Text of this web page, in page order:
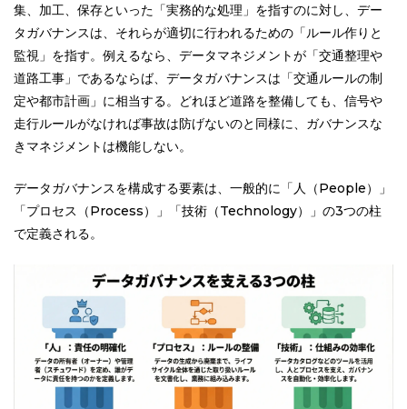
集、加工、保存といった「実務的な処理」を指すのに対し、デー
タガバナンスは、それらが適切に行われるための「ルール作りと
監視」を指す。例えるなら、データマネジメントが「交通整理や
道路工事」であるならば、データガバナンスは「交通ルールの制
定や都市計画」に相当する。どれほど道路を整備しても、信号や
走行ルールがなければ事故は防げないのと同様に、ガバナンスな
きマネジメントは機能しない。
データガバナンスを構成する要素は、一般的に「人（People）」
「プロセス（Process）」「技術（Technology）」の3つの柱
で定義される。